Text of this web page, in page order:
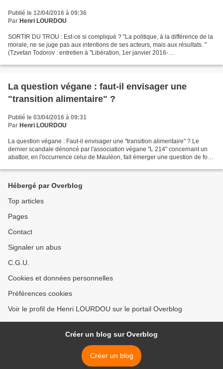
Publié le 12/04/2016 à 09:36
Par Henri LOURDOU
SORTIR DU TROU : Est-ce si compliqué ? "La politique, à la différence de la
morale, ne se juge pas aux intentions de ses acteurs, mais aux résultats. "
(Tzvetan Todorov : entretien à "Libération, 1er janvier 2016-
refusent-de-ceder-a-l-adversaire-mais-aussi-a-leurs-propres-
La question végane : faut-il envisager une
"transition alimentaire" ?
Publié le 03/04/2016 à 09:31
Par Henri LOURDOU
La question végane : Faut-il envisager une "transition alimentaire" ? Le
dernier scandale dénoncé par l'association végane "L 214" concernant un
abattoir, en l'occurrence celui de Mauléon, fait émerger une question de fond
Hébergé par Overblog
Top articles
Pages
Contact
Signaler un abus
C.G.U.
Cookies et données personnelles
Préférences cookies
Voir le profil de Henri LOURDOU sur le portail Overblog
Créer un blog sur Overblog
Créer un blog